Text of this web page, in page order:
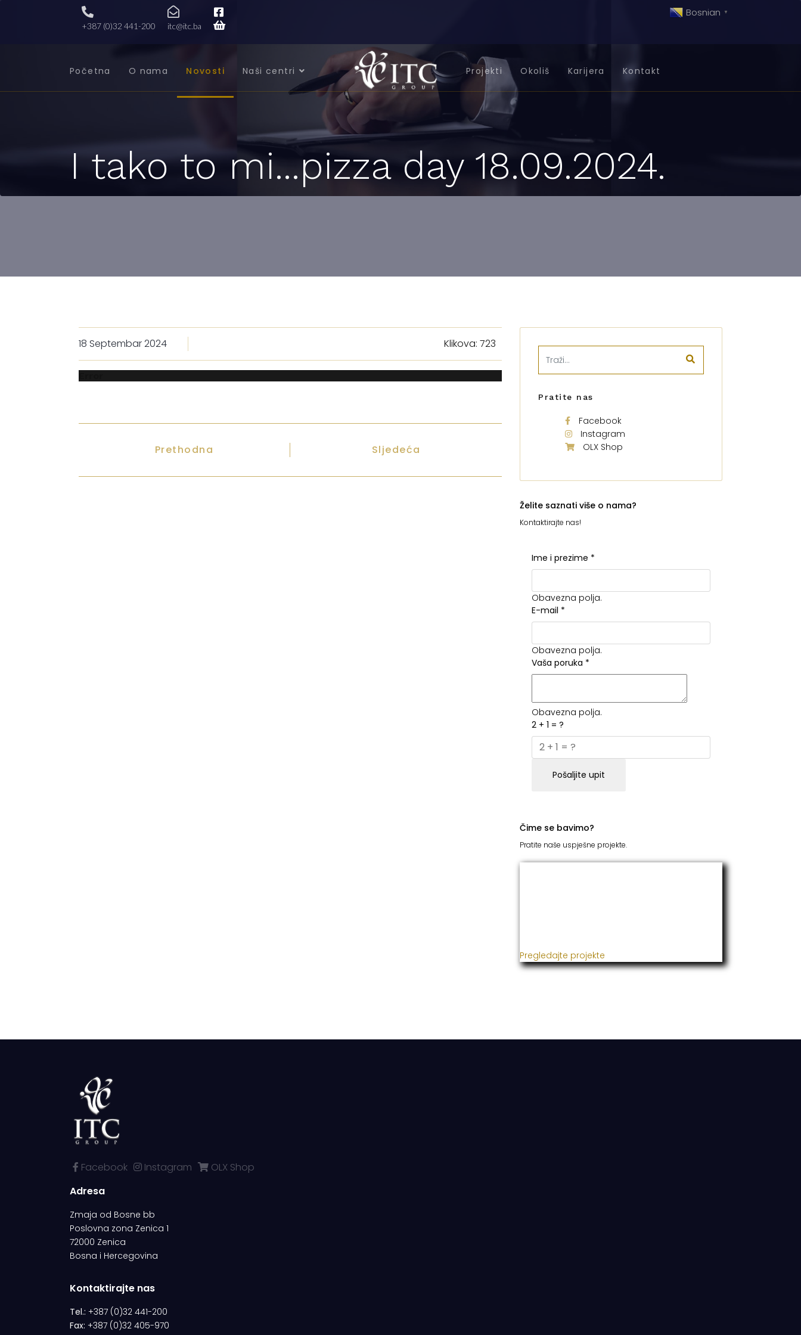
+387 (0)32 441-200 itc@itc.ba
Bosnian ▼
Početna O nama Novosti Naši centri Projekti Okoliš Karijera Kontakt
I tako to mi...pizza day 18.09.2024.
18 Septembar 2024 Klikova: 723
Prethodna Sljedeća
Pratite nas
Facebook
Instagram
OLX Shop
Želite saznati više o nama?
Kontaktirajte nas!
Ime i prezime *
Obavezna polja.
E-mail *
Obavezna polja.
Vaša poruka *
Obavezna polja.
2 + 1 = ?
Pošaljite upit
Čime se bavimo?
Pratite naše uspješne projekte.
Pregledajte projekte
Facebook Instagram
OLX Shop
Adresa
Zmaja od Bosne bb
Poslovna zona Zenica 1
72000 Zenica
Bosna i Hercegovina
Kontaktirajte nas
Tel.: +387 (0)32 441-200
Fax: +387 (0)32 405-970